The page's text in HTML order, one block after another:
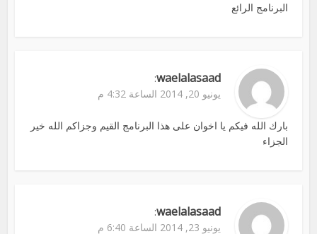
البرنامج الرائع
waelalasaad
:
يونيو 20, 2014 الساعة 4:32 م
بارك الله فيكم يا اخوان على هذا البرنامج القيم وجزاكم الله خير
الجزاء
waelalasaad
:
يونيو 23, 2014 الساعة 6:40 م